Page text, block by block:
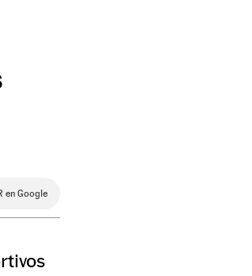
en Google